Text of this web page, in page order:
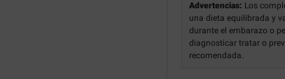
Advertencias: Los
una dieta equilibrada y
durante el embarazo o
diagnosticar tratar o
recomendada.